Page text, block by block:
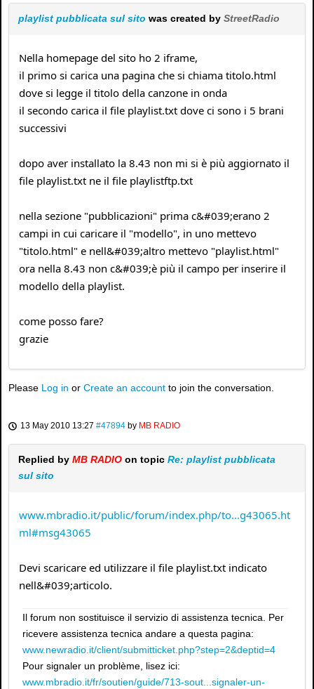
playlist pubblicata sul sito was created by StreetRadio
Nella homepage del sito ho 2 iframe,
il primo si carica una pagina che si chiama titolo.html
dove si legge il titolo della canzone in onda
il secondo carica il file playlist.txt dove ci sono i 5 brani
successivi
dopo aver installato la 8.43 non mi si è più aggiornato il
file playlist.txt ne il file playlistftp.txt
nella sezione "pubblicazioni" prima c&#039;erano 2
campi in cui caricare il "modello", in uno mettevo
"titolo.html" e nell&#039;altro mettevo "playlist.html"
ora nella 8.43 non c&#039;è più il campo per inserire il
modello della playlist.
come posso fare?
grazie
Please Log in or Create an account to join the conversation.
13 May 2010 13:27 #47894 by MB RADIO
Replied by MB RADIO on topic Re: playlist pubblicata
sul sito
www.mbradio.it/public/forum/index.php/to...g43065.ht
ml#msg43065
Devi scaricare ed utilizzare il file playlist.txt indicato
nell&#039;articolo.
Il forum non sostituisce il servizio di assistenza tecnica. Per
ricevere assistenza tecnica andare a questa pagina:
www.newradio.it/client/submitticket.php?step=2&deptid=4
Pour signaler un problème, lisez ici:
www.mbradio.it/fr/soutien/guide/713-sout...signaler-un-